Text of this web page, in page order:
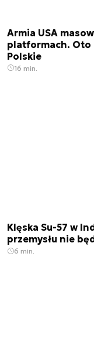
Armia USA
platformach. Oto
Polskie
16 min.
Klęska Su-57 w
przemysłu nie
6 min.